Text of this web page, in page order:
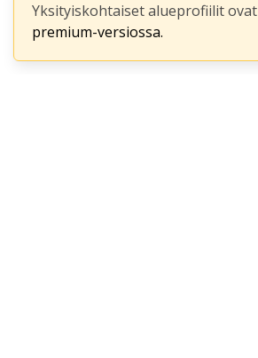
Yksityiskohtaiset alueprofiilit
premium-versiossa.